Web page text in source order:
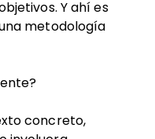
Y ahí es
metodología
concreto,